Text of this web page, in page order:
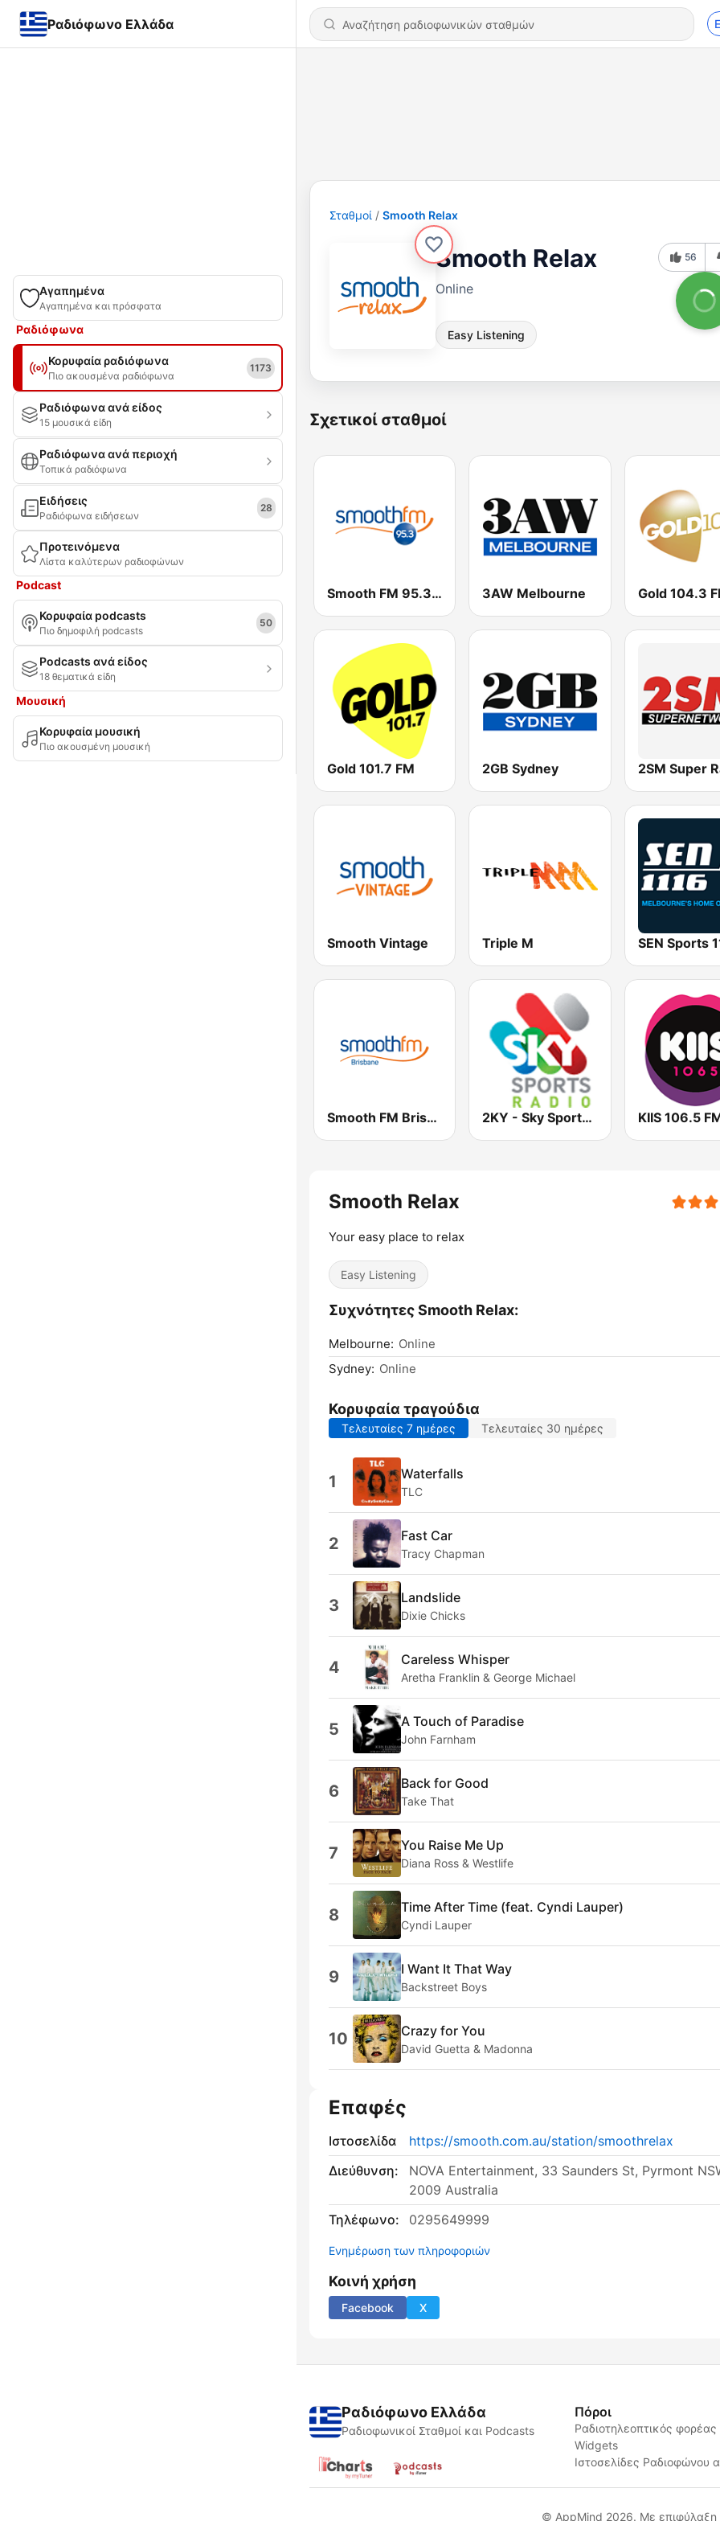
Ραδιόφωνο Ελλάδα
Αγαπημένα
Αγαπημένα και πρόσφατα
Ραδιόφωνα
Κορυφαία ραδιόφωνα
Πιο ακουσμένα ραδιόφωνα
1173
Ραδιόφωνα ανά είδος
15 μουσικά είδη
Ραδιόφωνα ανά περιοχή
Τοπικά ραδιόφωνα
Ειδήσεις
Ραδιόφωνα ειδήσεων
28
Προτεινόμενα
Λίστα καλύτερων ραδιοφώνων
Podcast
Κορυφαία podcasts
Πιο δημοφιλή podcasts
50
Podcasts ανά είδος
18 θεματικά είδη
Μουσική
Κορυφαία μουσική
Πιο ακουσμένη μουσική
Σταθμοί Smooth Relax
Smooth Relax
Online
Easy Listening
56
Σχετικοί σταθμοί
Smooth FM 95.3 Sydney 3AW Melbourne Gold 104.3
Gold 101.7 FM 2GB Sydney 2SM Super
Smooth Vintage Triple M
Smooth FM Brisbane 2KY - Sky Sports Radio KIIS 106.5
Smooth Relax
Your easy place to relax
Easy Listening
Συχνότητες Smooth Relax:
Melbourne: Online
Sydney: Online
Κορυφαία τραγούδια
Τελευταίες 7 ημέρες Τελευταίες 30 ημέρες
1 Waterfalls
TLC
2 Fast Car
Tracy Chapman
3 Landslide
Dixie Chicks
4 Careless Whisper
Aretha Franklin & George Michael
5 A Touch of Paradise
John Farnham
6 Back for Good
Take That
7 You Raise Me Up
Diana Ross & Westlife
8 Time After Time (feat. Cyndi Lauper)
Cyndi Lauper
9 I Want It That Way
Backstreet Boys
10 Crazy for You
David Guetta & Madonna
Επαφές
Ιστοσελίδα
https://smooth.com.au/station/smoothrelax
Διεύθυνση:
NOVA Entertainment, 33 Saunders St, Pyrmont
2009 Australia
Τηλέφωνο:
0295649999
Ενημέρωση των πληροφοριών
Κοινή χρήση
Facebook X
Ραδιόφωνο Ελλάδα
Ραδιοφωνικοί Σταθμοί και Podcasts
Πόροι
Ραδιοτηλεοπτικός φορέας
Widgets
Ιστοσελίδες Ραδιοφώνου
© AppMind 2026. Με επιφύλαξη